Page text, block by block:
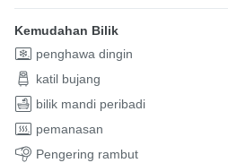
Kemudahan Bilik
penghawa dingin
katil bujang
bilik mandi peribadi
pemanasan
Pengering rambut